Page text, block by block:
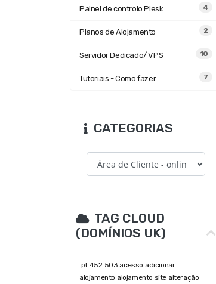
4
Painel de controlo Plesk
2
Planos de Alojamento
10
Servidor Dedicado/ VPS
7
Tutoriais - Como fazer
CATEGORIAS
TAG CLOUD
(DOMÍNIOS UK)
.pt 452 503 acesso adicionar
alojamento alojamento site alteração